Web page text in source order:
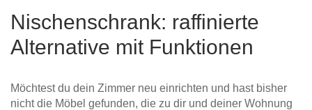
Nischenschrank: raffinierte
Alternative mit Funktionen
Möchtest du dein Zimmer neu einrichten und hast bisher
nicht die Möbel gefunden, die zu dir und deiner Wohnung